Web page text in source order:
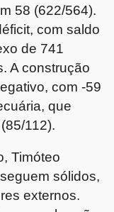
58 (622/564).
com saldo
de 741
A construção
com -59
que
112).
Timóteo
sólidos,
externos.